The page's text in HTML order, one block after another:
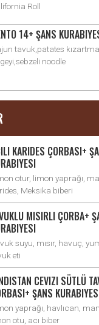
Roll
14+ ŞANS
tavuk,patates
noodle
KARIDES ÇORBASI+
otur, limon yaprağı,
Meksika biberi
MISIRLI ÇORBA+
suyu, mısır, havuç,
eti
CEVIZI SÜTLÜ
ŞANS
yaprağı, havlıcan,
otu, acı biber